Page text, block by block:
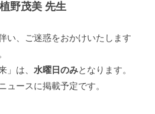
茂美 先生
い、ご迷惑をおかけいたします
」は、 水曜日のみとなります。
ースに掲載予定です。